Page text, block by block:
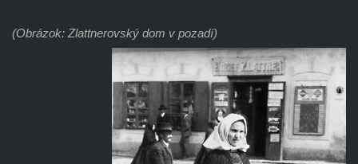
(Obrázok: Zlattnerovský dom v pozadí)